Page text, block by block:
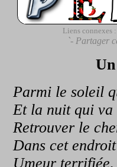
Liens connexes :
`- Partager
Parmi le soleil
Et la nuit qui va
Retrouver le
Dans cet endroit
Umeur terrifiée,